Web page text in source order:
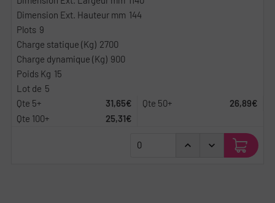
144
9
2700
900
15
5
31,65€
26,89€
25,31€